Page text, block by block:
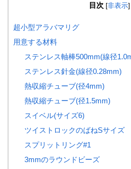
目次 [非表示]
超小型アラバマリグ
用意する材料
ステンレス軸棒500mm(線径
ステンレス針金(線径0.28mm)
熱収縮チューブ(径4mm)
熱収縮チューブ(径1.5mm)
スイベル(サイズ6)
ツイストロックのばねSサイズ
スプリットリング#1
3mmのラウンドビーズ